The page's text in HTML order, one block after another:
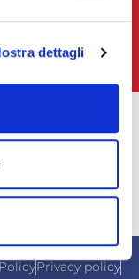
dettagli
Privacy policy